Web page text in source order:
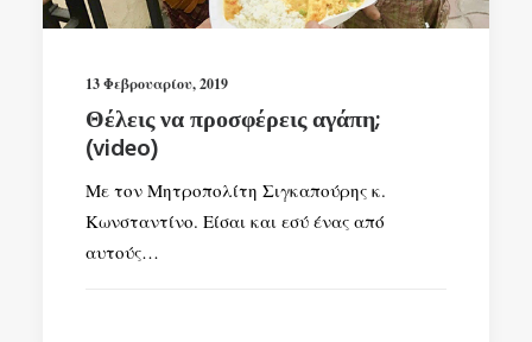
13 Φεβρουαρίου, 2019
Θέλεις να προσφέρεις αγάπη;
(video)
Με τον Μητροπολίτη Σιγκαπούρης κ.
Κωνσταντίνο. Είσαι και εσύ ένας από
αυτούς…